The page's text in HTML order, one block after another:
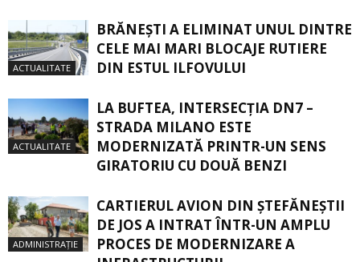
ACTUALITATE
BRĂNEȘTI A ELIMINAT UNUL DINTRE
CELE MAI MARI BLOCAJE RUTIERE
DIN ESTUL ILFOVULUI
ACTUALITATE
LA BUFTEA, INTERSECŢIA DN7 –
STRADA MILANO ESTE
MODERNIZATĂ PRINTR-UN SENS
GIRATORIU CU DOUĂ BENZI
ADMINISTRAȚIE
CARTIERUL AVION DIN ŞTEFĂNEŞTII
DE JOS A INTRAT ÎNTR-UN AMPLU
PROCES DE MODERNIZARE A